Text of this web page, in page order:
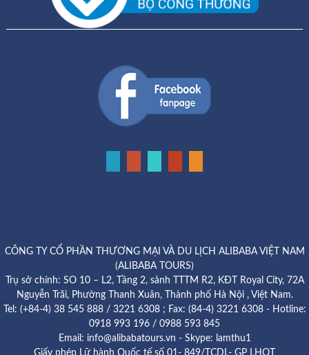
CÔNG TY CỔ PHẦN THƯƠNG MẠI VÀ DU LỊCH ALIBABA VIỆT NAM
(ALIBABA TOURS)
Trụ sở chính: SO 10 – L2, Tầng 2, sảnh TTTM R2, KĐT Royal City, 72A
Nguyễn Trãi, Phường Thanh Xuân, Thành phố Hà Nội , Việt Nam.
Tel: (+84-4) 38 545 888 / 3221 6308 ; Fax: (84-4) 3221 6308 - Hotline:
0918 993 196 / 0988 593 845
Email: info@alibabatours.vn - Skype: lamthu1
Giấy phép Lữ hành Quốc tế số 01- 849/TCDL- GP LHQT